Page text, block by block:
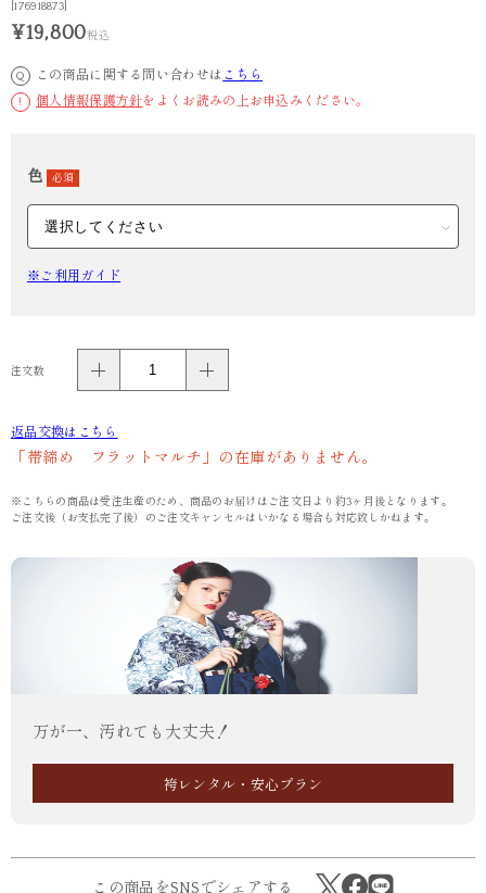
[176918873]
¥19,800税込
Q この商品に関する問い合わせは こちら
! 個人情報保護方針をよくお読みの上お申込みください。
色 必須
※ご利用ガイド
注文数
返品交換はこちら
「帯締め フラットマルチ」の在庫がありません。
※こちらの商品は受注生産のため、商品のお届けはご注文日より約3ヶ月後となります。
ご注文後（お支払完了後）のご注文キャンセルはいかなる場合も対応致しかねます。
万が一、汚れても大丈夫！
袴レンタル・安心プラン
この商品をSNSでシェアする